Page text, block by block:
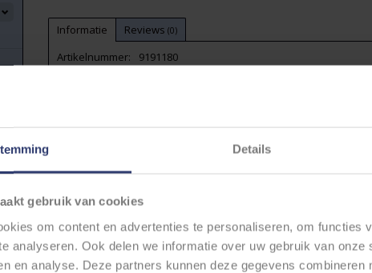
Details
gebruik van cookies
om content en advertenties te personaliseren, om functies
analyseren. Ook delen we informatie over uw gebruik van
en analyse. Deze partners kunnen deze gegevens combineren
Informatie Reviews (0)
Artikelnummer:
9191180